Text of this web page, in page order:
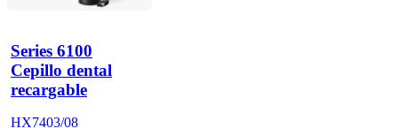
Series 6100
Cepillo dental
recargable
HX7403/08